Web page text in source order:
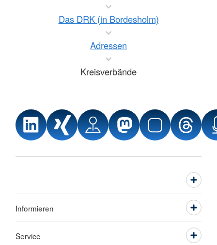
Das DRK (in Bordesholm)
Adressen
Kreisverbände
Informieren
Service